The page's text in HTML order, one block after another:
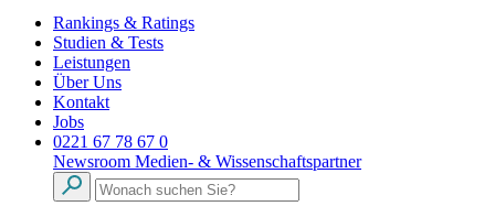
Rankings & Ratings
Studien & Tests
Leistungen
Über Uns
Kontakt
Jobs
0221 67 78 67 0
Newsroom Medien- & Wissenschaftspartner